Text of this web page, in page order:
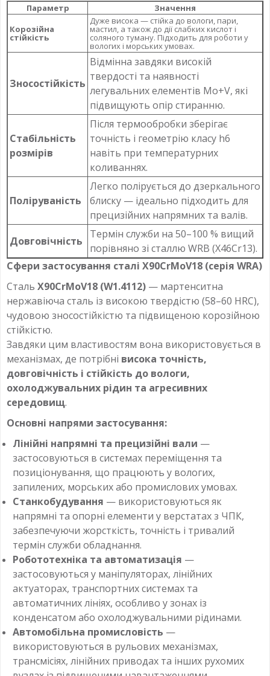
Параметр
Значення
Корозійна
стійкість
Дуже висока — стійка до вологи, пари,
мастил, а також до дії слабких кислот і
соляного туману. Підходить для роботи у
вологих і морських умовах.
Зносостійкість
Відмінна завдяки високій
твердості та наявності
легувальних елементів Mo+V, які
підвищують опір стиранню.
Стабільність
розмірів
Після термообробки зберігає
точність і геометрію класу h6
навіть при температурних
коливаннях.
Поліруваність
Легко полірується до дзеркального
блиску — ідеально підходить для
прецизійних напрямних та валів.
Довговічність
Термін служби на 50–100 % вищий
порівняно зі сталлю WRB (X46Cr13).
Сфери застосування сталі X90CrMoV18 (серія WRA)
Сталь X90CrMoV18 (W1.4112) — мартенситна
нержавіюча сталь із високою твердістю (58–60 HRC),
чудовою зносостійкістю та підвищеною корозійною
стійкістю.
Завдяки цим властивостям вона використовується в
механізмах, де потрібні висока точність,
довговічність і стійкість до вологи,
охолоджувальних рідин та агресивних
середовищ.
Основні напрями застосування:
Лінійні напрямні та прецизійні вали —
застосовуються в системах переміщення та
позиціонування, що працюють у вологих,
запилених, морських або промислових умовах.
Станкобудування — використовуються як
напрямні та опорні елементи у верстатах з ЧПК,
забезпечуючи жорсткість, точність і тривалий
термін служби обладнання.
Робототехніка та автоматизація —
застосовуються у маніпуляторах, лінійних
актуаторах, транспортних системах та
автоматичних лініях, особливо у зонах із
конденсатом або охолоджувальними рідинами.
Автомобільна промисловість —
використовуються в рульових механізмах,
трансмісіях, лінійних приводах та інших рухомих